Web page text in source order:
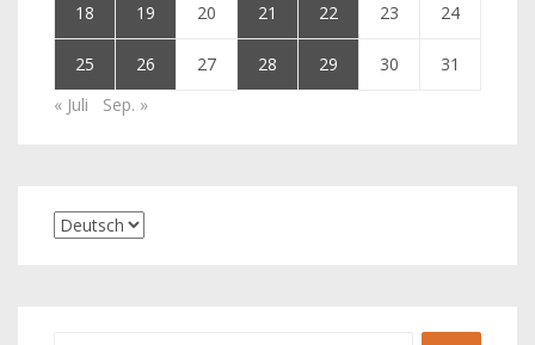
18 19 20 21 22 23 24
25 26 27 28 29 30
31
« Juli
Sep. »